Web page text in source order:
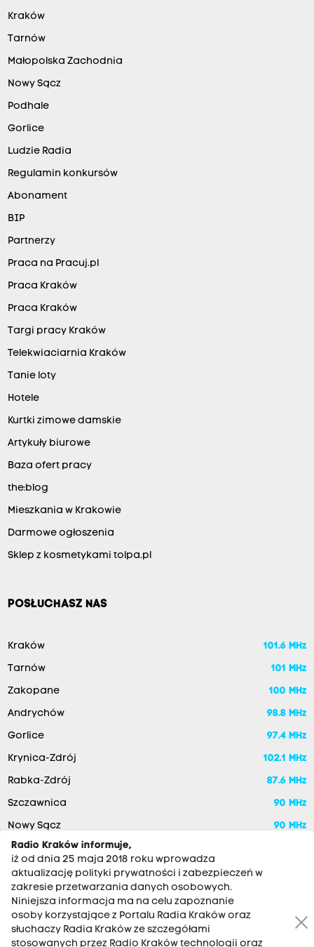
Kraków
Tarnów
Małopolska Zachodnia
Nowy Sącz
Podhale
Gorlice
Ludzie Radia
Regulamin konkursów
Abonament
BIP
Partnerzy
Praca na Pracuj.pl
Praca Kraków
Praca Kraków
Targi pracy Kraków
Telekwiaciarnia Kraków
Tanie loty
Hotele
Kurtki zimowe damskie
Artykuły biurowe
Baza ofert pracy
the:blog
Mieszkania w Krakowie
Darmowe ogłoszenia
Sklep z kosmetykami tolpa.pl
POSŁUCHASZ NAS
Kraków 101.6 MHz
Tarnów 101 MHz
Zakopane 100 MHz
Andrychów 98.8 MHz
Gorlice 97.4 MHz
Krynica-Zdrój 102.1 MHz
Rabka-Zdrój 87.6 MHz
Szczawnica 90 MHz
Nowy Sącz
90 MHz
Radio Kraków informuje,
iż od dnia 25 maja 2018 roku wprowadza
aktualizację polityki prywatności i zabezpieczeń w
zakresie przetwarzania danych osobowych.
Niniejsza informacja ma na celu zapoznanie
osoby korzystające z Portalu Radia Kraków oraz
słuchaczy Radia Kraków ze szczegółami
stosowanych przez Radio Kraków technologii oraz